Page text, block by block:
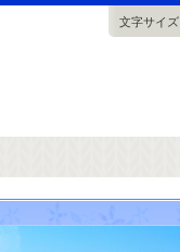
文字サイズ